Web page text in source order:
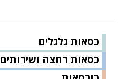
כסאות גלגלים
כסאות רחצה ושירותים